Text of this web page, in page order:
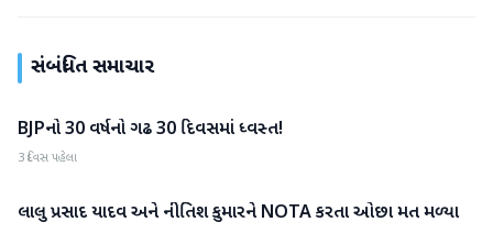
સંબંધિત સમાચાર
રાષ્ટ્રીય
BJPનો 30 વર્ષનો ગઢ 30 દિવસમાં ધ્વસ્ત!
3 દિવસ પહેલા
રાષ્ટ્રીય
લાલુ પ્રસાદ યાદવ અને નીતિશ કુમારને NOTA કરતા ઓછા મત મળ્યા